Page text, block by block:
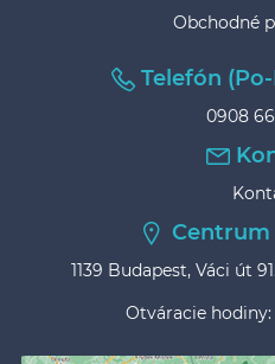
Obchodné
Telefón
0908
Centrum
1139 Budapest, Váci út
Otváracie hodiny: